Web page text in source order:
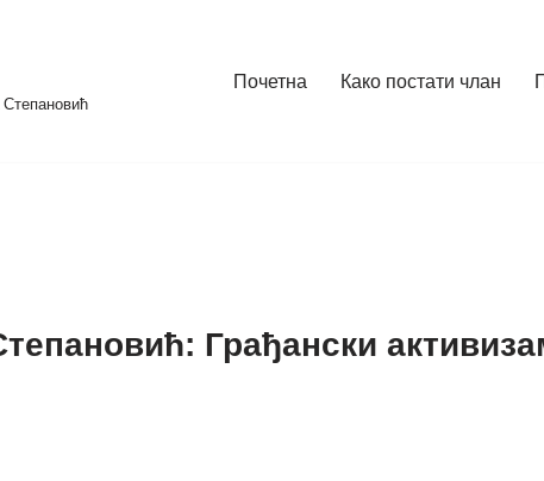
Почетна Како постати члан
Грађански